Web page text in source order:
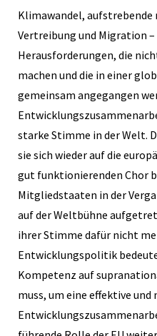
Klimawandel, aufstrebende
Vertreibung und Migration
Herausforderungen, die
machen und die in einer
gemeinsam angegangen
starke Stimme in der Welt.
sie sich wieder auf die
gut funktionierenden Chor
Mitgliedstaaten in der
auf der Weltbühne
ihrer Stimme dafür nicht
Entwicklungspolitik
Kompetenz auf
muss, um eine effektive